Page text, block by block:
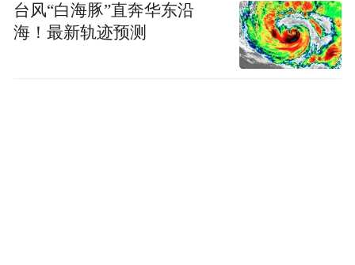
暑假：2026年7月11日—8月28日
台风“白海豚”直奔华东沿
海！最新轨迹预测